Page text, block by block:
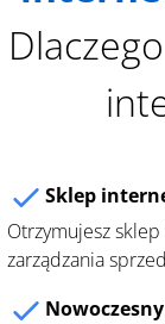
Sklep
Otrzymujesz
zarządzania